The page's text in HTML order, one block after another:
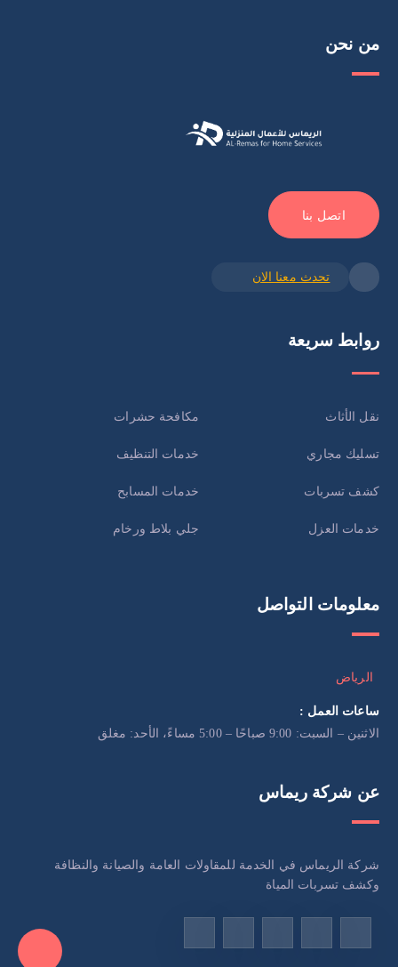
من نحن
اتصل بنا
تحدث معنا الان
روابط سريعة
نقل الأثاث مكافحة حشرات
تسليك مجاري خدمات التنظيف
كشف تسربات خدمات المسابح
خدمات العزل جلي بلاط ورخام
معلومات التواصل
الرياض
ساعات العمل :
الاثنين – السبت: 9:00 صباحًا – 5:00 مساءً، الأحد: مغلق
عن شركة ريماس
شركة الريماس في الخدمة للمقاولات العامة والصيانة والنظافة
وكشف تسربات المياة